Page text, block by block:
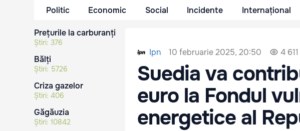
Politic Economic Social Incidente Internațional
Prețurile la carburanți
Știri: 376
Bălți
Știri: 5726
Criza gazelor
Știri: 406
Găgăuzia
Știri: 10842
Ipn 10 februarie 2025, 20:50 4 611
Suedia va
euro la Fondul
energetice al